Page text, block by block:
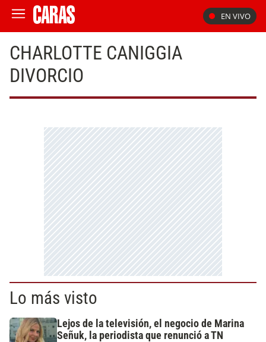
EN VIVO
CHARLOTTE CANIGGIA
DIVORCIO
Lo más visto
Lejos de la televisión, el negocio de Marina
Señuk, la periodista que renunció a TN